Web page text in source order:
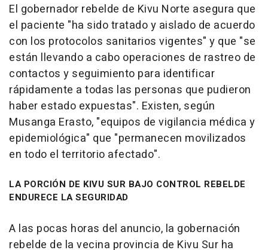
El gobernador rebelde de Kivu Norte asegura que
el paciente "ha sido tratado y aislado de acuerdo
con los protocolos sanitarios vigentes" y que "se
están llevando a cabo operaciones de rastreo de
contactos y seguimiento para identificar
rápidamente a todas las personas que pudieron
haber estado expuestas". Existen, según
Musanga Erasto, "equipos de vigilancia médica y
epidemiológica" que "permanecen movilizados
en todo el territorio afectado".
LA PORCIÓN DE KIVU SUR BAJO CONTROL REBELDE
ENDURECE LA SEGURIDAD
A las pocas horas del anuncio, la gobernación
rebelde de la vecina provincia de Kivu Sur ha